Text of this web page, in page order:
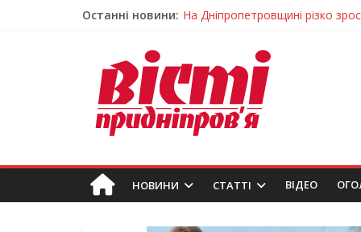
Останні новини: На Дніпропетровщині різко
Світлові рішення майстрів із
На Дніпропетровщині
У Тернівці працюють над
НОВИНИ СТАТТІ ВIДЕО